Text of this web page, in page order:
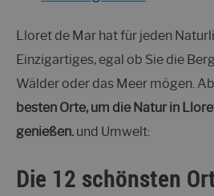
Lloret de Mar hat für jeden
Einzigartiges, egal ob Sie die
Wälder oder das Meer mögen.
besten Orte, um die Natur in
genießen. und Umwelt:
Die 12 schönsten